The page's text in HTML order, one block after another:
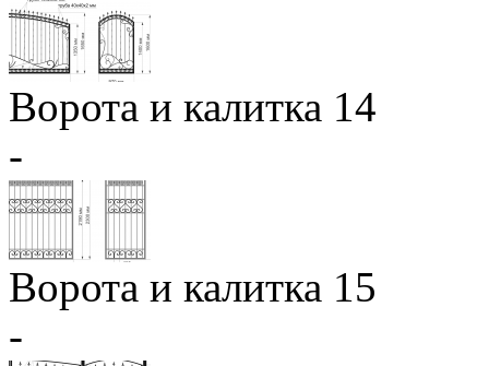
Ворота и калитка 14
-
Ворота и калитка 15
-